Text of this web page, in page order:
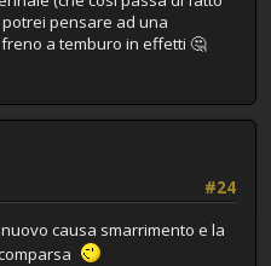
pensare ad una
a temburo in effetti 🤔
#24
causa smarrimento e la